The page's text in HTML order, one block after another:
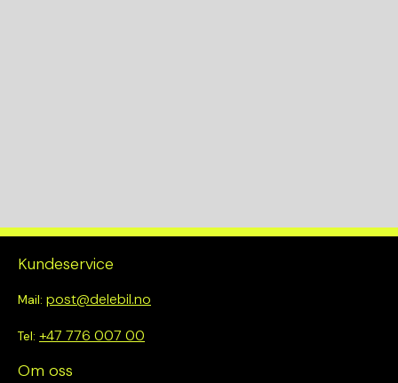
Kundeservice
Mail: post@delebil.no
Tel: +47 776 007 00
Om oss